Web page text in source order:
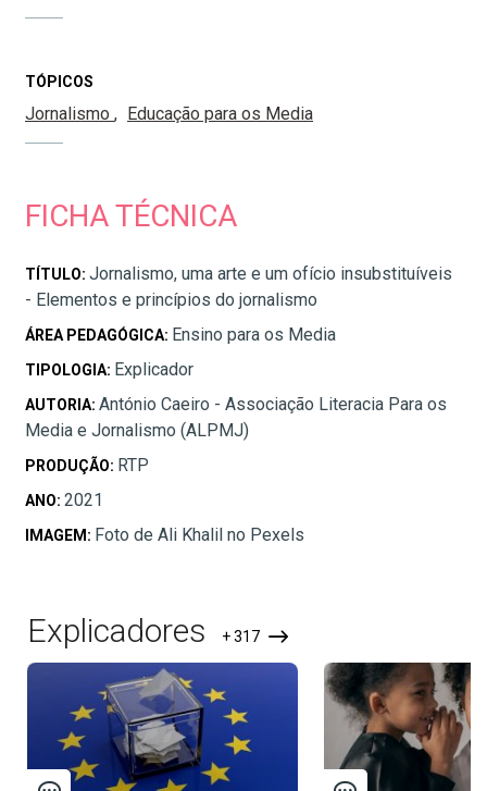
TÓPICOS
Jornalismo Educação para os Media
FICHA TÉCNICA
TÍTULO: Jornalismo, uma arte e um ofício insubstituíveis
- Elementos e princípios do jornalismo
ÁREA PEDAGÓGICA: Ensino para os Media
TIPOLOGIA: Explicador
AUTORIA: António Caeiro - Associação Literacia Para os
Media e Jornalismo (ALPMJ)
PRODUÇÃO: RTP
ANO: 2021
IMAGEM: Foto de Ali Khalil no Pexels
Explicadores + 317